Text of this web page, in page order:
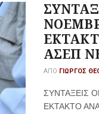
ΑΣΕΠ
ΑΠΌ ΓΙΏΡΓΟΣ
ΣΥΝΤΑΞΕΙΣ
ΕΚΤΑΚΤΟ